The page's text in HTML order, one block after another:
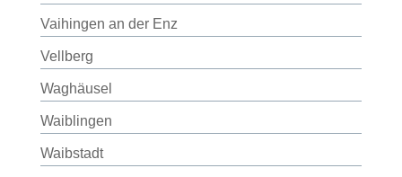
Vaihingen an der Enz
Vellberg
Waghäusel
Waiblingen
Waibstadt